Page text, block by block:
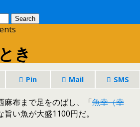
き
Pin Mail SMS
麻布まで足をのばし、「魚幸（幸
旨い魚が大盛1100円だ。